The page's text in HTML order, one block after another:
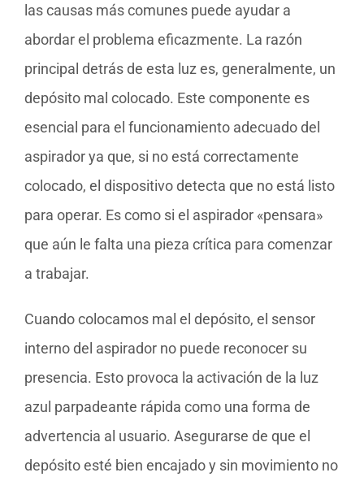
las causas más comunes puede ayudar a
abordar el problema eficazmente. La razón
principal detrás de esta luz es, generalmente, un
depósito mal colocado. Este componente es
esencial para el funcionamiento adecuado del
aspirador ya que, si no está correctamente
colocado, el dispositivo detecta que no está listo
para operar. Es como si el aspirador «pensara»
que aún le falta una pieza crítica para comenzar
a trabajar.
Cuando colocamos mal el depósito, el sensor
interno del aspirador no puede reconocer su
presencia. Esto provoca la activación de la luz
azul parpadeante rápida como una forma de
advertencia al usuario. Asegurarse de que el
depósito esté bien encajado y sin movimiento no